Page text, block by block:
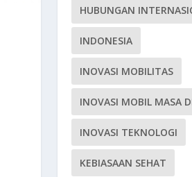
HUBUNGAN
INDONESIA
INOVASI MOBILITAS
INOVASI MOBIL MASA
INOVASI TEKNOLOGI
KEBIASAAN SEHAT